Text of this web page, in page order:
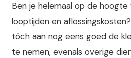
Ben je helemaal op de hoogte
looptijden en
tóch aan nog eens goed de
te nemen, evenals overige